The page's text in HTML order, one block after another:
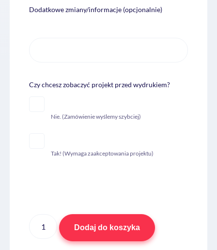
Dodatkowe zmiany/informacje (opcjonalnie)
Czy chcesz zobaczyć projekt przed wydrukiem?
Nie. (Zamówienie wyślemy szybciej)
Tak! (Wymaga zaakceptowania projektu)
Dodaj do koszyka